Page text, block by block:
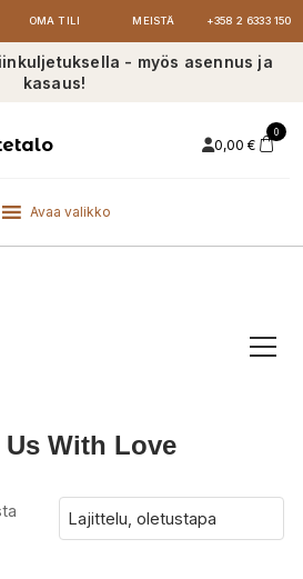
OMA TILI MEISTÄ +358 2 6333 150
- myös asennus ja
kasaus!
0,00 €
0
Avaa valikko
Us With Love